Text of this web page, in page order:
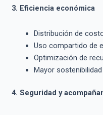
3. Eficiencia económica
Distribución de
Uso compartido de
Optimización de
Mayor sostenibilidad
4. Seguridad y